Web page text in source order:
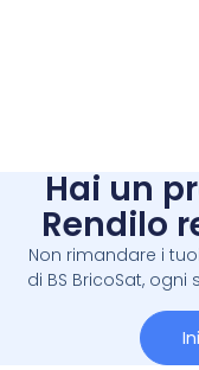
Hai un
Rendilo
Non rimandare i
di BS BricoSat,